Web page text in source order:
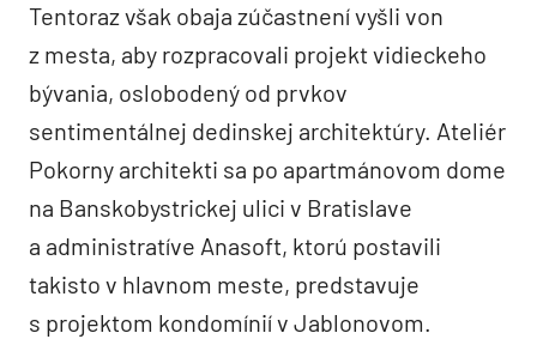
Tentoraz však obaja zúčastnení vyšli von
z mesta, aby rozpracovali projekt vidieckeho
bývania, oslobodený od prvkov
sentimentálnej dedinskej architektúry. Ateliér
Pokorny architekti sa po apartmánovom dome
na Banskobystrickej ulici v Bratislave
a administratíve Anasoft, ktorú postavili
takisto v hlavnom meste, predstavuje
s projektom kondomínií v Jablonovom.